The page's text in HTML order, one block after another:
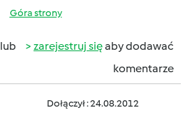
Góra strony
lub zarejestruj sięaby dodawać
komentarze
Dołączył : 24.08.2012